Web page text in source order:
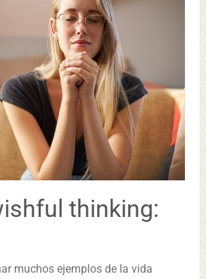
thinking:
muchos ejemplos de la vida